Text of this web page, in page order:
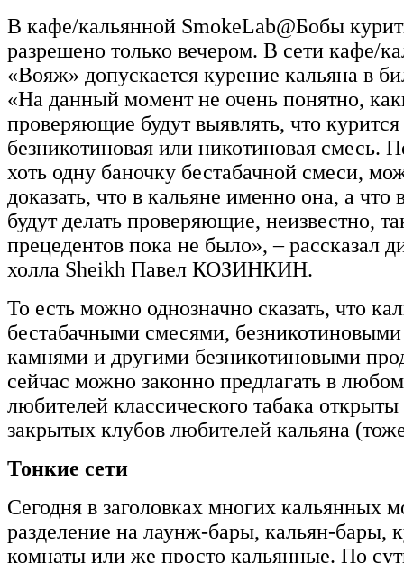
В кафе/кальянной SmokeLab@Бобы
разрешено только вечером. В сети кафе/
«Вояж» допускается курение кальяна в
«На данный момент не очень понятно,
проверяющие будут выявлять, что курится
безникотиновая или никотиновая смесь.
хоть одну баночку бестабачной смеси,
доказать, что в кальяне именно она, а что
будут делать проверяющие, неизвестно,
прецедентов пока не было», – рассказал
холла Sheikh Павел КОЗИНКИН.
То есть можно однозначно сказать, что
бестабачными смесями,
камнями и другими безникотиновыми
сейчас можно законно предлагать в
любителей классического табака открыты
закрытых клубов любителей кальяна
Тонкие сети
Сегодня в заголовках многих кальянных
разделение на лаунж-бары, кальян-бары,
комнаты или же просто кальянные. По